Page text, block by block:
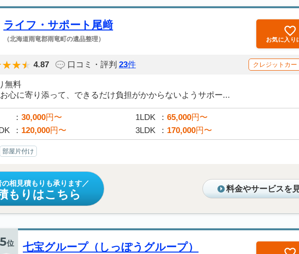
ライフ・サポート尾﨑
（北海道雨竜郡雨竜町の遺品整理） お気に入り
4.87 口コミ・評判 23件 クレジットカー
無料
心に寄り添って、できるだけ負担がかからないようサポー...
30,000円〜 1LDK 65,000円〜
120,000円〜 3LDK 170,000円〜
部屋片付け
の相見積もりも承ります
もりはこちら 料金やサービスを
5位 七宝グループ（しっぽうグループ）